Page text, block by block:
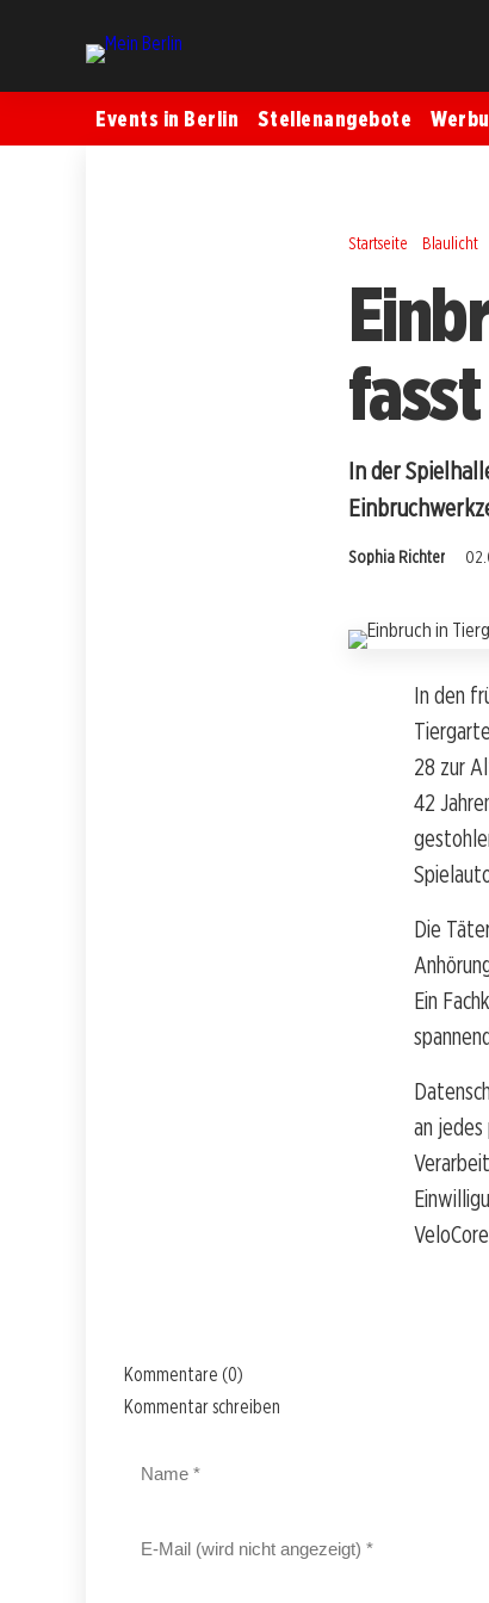
Events in Berlin Stellenangebote
Startseite Blaulicht
In der
Sophia Richter
In den
28 zur
42
Die
Ein
an
Kommentare (0)
Kommentar schreiben